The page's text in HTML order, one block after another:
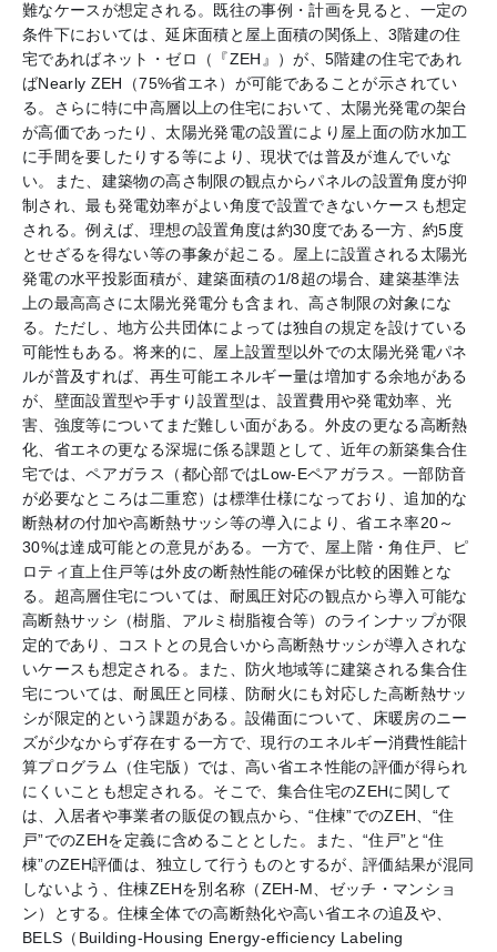
難なケースが想定される。既往の事例・計画を見ると、一定の
条件下においては、延床面積と屋上面積の関係上、3階建の住
宅であればネット・ゼロ（『ZEH』）が、5階建の住宅であれ
ばNearly ZEH（75%省エネ）が可能であることが示されてい
る。さらに特に中高層以上の住宅において、太陽光発電の架台
が高価であったり、太陽光発電の設置により屋上面の防水加工
に手間を要したりする等により、現状では普及が進んでいな
い。また、建築物の高さ制限の観点からパネルの設置角度が抑
制され、最も発電効率がよい角度で設置できないケースも想定
される。例えば、理想の設置角度は約30度である一方、約5度
とせざるを得ない等の事象が起こる。屋上に設置される太陽光
発電の水平投影面積が、建築面積の1/8超の場合、建築基準法
上の最高高さに太陽光発電分も含まれ、高さ制限の対象にな
る。ただし、地方公共団体によっては独自の規定を設けている
可能性もある。将来的に、屋上設置型以外での太陽光発電パネ
ルが普及すれば、再生可能エネルギー量は増加する余地がある
が、壁面設置型や手すり設置型は、設置費用や発電効率、光
害、強度等についてまだ難しい面がある。外皮の更なる高断熱
化、省エネの更なる深堀に係る課題として、近年の新築集合住
宅では、ペアガラス（都心部ではLow-Eペアガラス。一部防音
が必要なところは二重窓）は標準仕様になっており、追加的な
断熱材の付加や高断熱サッシ等の導入により、省エネ率20～
30%は達成可能との意見がある。一方で、屋上階・角住戸、ピ
ロティ直上住戸等は外皮の断熱性能の確保が比較的困難とな
る。超高層住宅については、耐風圧対応の観点から導入可能な
高断熱サッシ（樹脂、アルミ樹脂複合等）のラインナップが限
定的であり、コストとの見合いから高断熱サッシが導入されな
いケースも想定される。また、防火地域等に建築される集合住
宅については、耐風圧と同様、防耐火にも対応した高断熱サッ
シが限定的という課題がある。設備面について、床暖房のニー
ズが少なからず存在する一方で、現行のエネルギー消費性能計
算プログラム（住宅版）では、高い省エネ性能の評価が得られ
にくいことも想定される。そこで、集合住宅のZEHに関して
は、入居者や事業者の販促の観点から、“住棟”でのZEH、“住
戸”でのZEHを定義に含めることとした。また、“住戸”と“住
棟”のZEH評価は、独立して行うものとするが、評価結果が混同
しないよう、住棟ZEHを別名称（ZEH-M、ゼッチ・マンショ
ン）とする。住棟全体での高断熱化や高い省エネの追及や、
BELS（Building-Housing Energy-efficiency Labeling